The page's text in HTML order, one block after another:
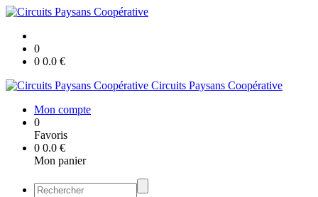
0
0 0.0 €
Circuits Paysans Coopérative
Mon compte
0
Favoris
0 0.0 €
Mon panier